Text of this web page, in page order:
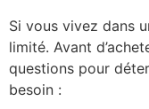
Si vous vivez dans
limité. Avant
questions pour
besoin :